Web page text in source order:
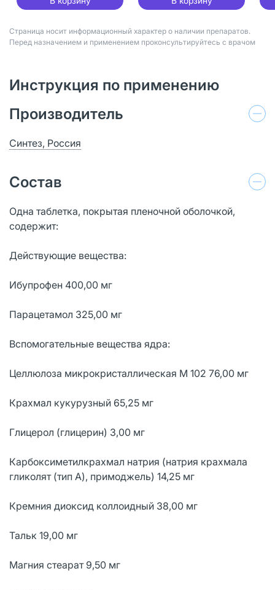
Страница носит информационный характер о наличии препаратов.
Перед назначением и применением проконсультируйтесь с врачом
Инструкция по применению
Производитель
Синтез, Россия
Состав
Одна таблетка, покрытая пленочной оболочкой,
содержит:
Действующие вещества:
Ибупрофен 400,00 мг
Парацетамол 325,00 мг
Вспомогательные вещества ядра:
Целлюлоза микрокристаллическая М 102 76,00 мг
Крахмал кукурузный 65,25 мг
Глицерол (глицерин) 3,00 мг
Карбоксиметилкрахмал натрия (натрия крахмала
гликолят (тип А), примоджель) 14,25 мг
Кремния диоксид коллоидный 38,00 мг
Тальк 19,00 мг
Магния стеарат 9,50 мг